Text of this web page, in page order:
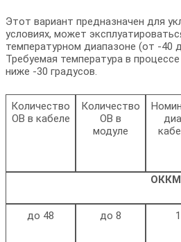
Этот вариант предназначен для
условиях, может
температурном диапазоне (от -40
Требуемая температура в
ниже -30 градусов.
Количество
ОВ в кабеле
Количество
ОВ в
модуле
до 48 до 8